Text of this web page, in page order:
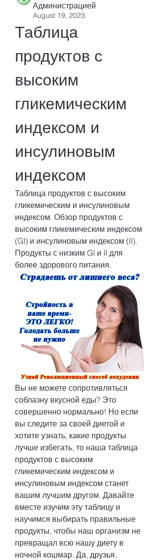
Администрацией
August 19, 2023
Таблица
продуктов с
высоким
гликемическим
индексом и
инсулиновым
индексом
Таблица продуктов с высоким
гликемическим и инсулиновым
индексом. Обзор продуктов с
высоким гликемическим индексом
(GI) и инсулиновым индексом (II).
Продукты с низким GI и II для
более здорового питания.
Вы не можете сопротивляться
соблазну вкусной еды? Это
совершенно нормально! Но если
вы следите за своей диетой и
хотите узнать, какие продукты
лучше избегать, то наша таблица
продуктов с высоким
гликемическим индексом и
инсулиновым индексом станет
вашим лучшим другом. Давайте
вместе изучим эту таблицу и
научимся выбирать правильные
продукты, чтобы наш организм не
превращал всю нашу диету в
ночной кошмар. Да, друзья,